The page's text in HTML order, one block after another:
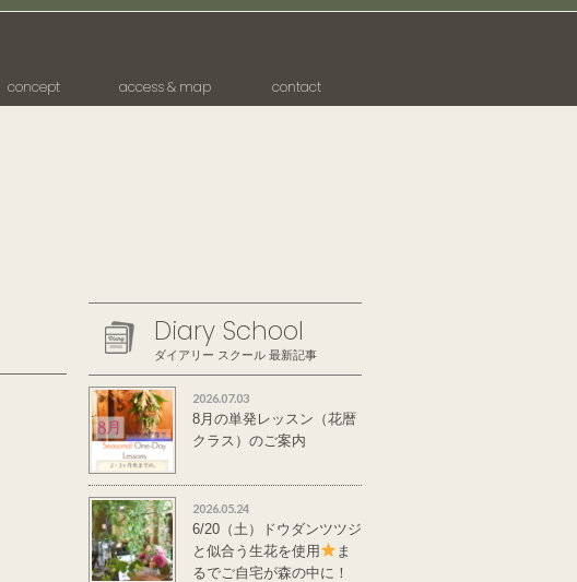
concept access & map contact
Diary School
ダイアリー スクール 最新記事
2026.07.03
8月の単発レッスン（花暦
クラス）のご案内
2026.05.24
6/20（土）ドウダンツツジ
と似合う生花を使用
ま
るでご自宅が森の中に！